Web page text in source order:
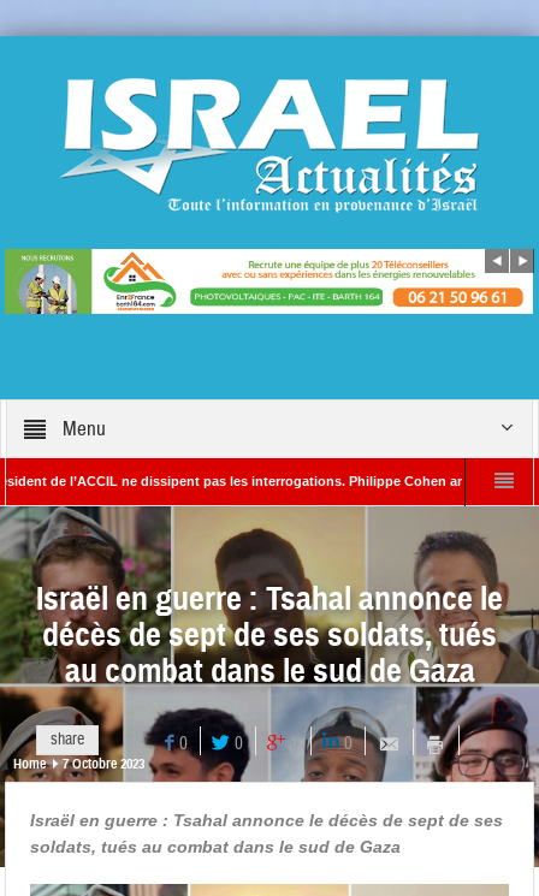
Menu
l’ACCIL ne dissipent pas les interrogations. Philippe Cohen annonce se réserver
– Rédacteur en chef d’Israël Actualités L’Iran menace de frapper
Israël en guerre : Tsahal annonce le
décès de sept de ses soldats, tués
au combat dans le sud de Gaza
share 0 0 0 0
Home 7 Octobre 2023
Israël en guerre : Tsahal annonce le décès de sept de ses
soldats, tués au combat dans le sud de Gaza